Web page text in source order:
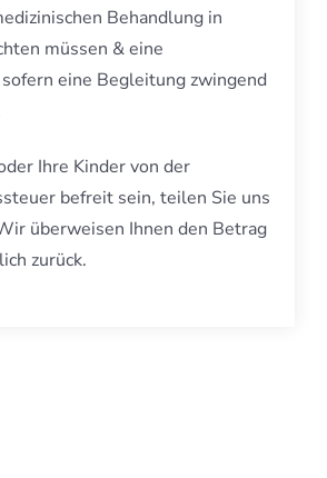
Behandlung in
müssen & eine
eine Begleitung zwingend
Ihre Kinder von der
befreit sein, teilen Sie uns
überweisen Ihnen den Betrag
zurück.